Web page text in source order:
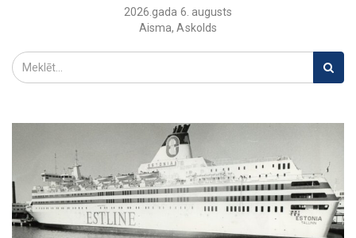
2026.gada 6. augusts
Aisma, Askolds